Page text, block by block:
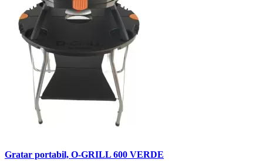
Gratar portabil, O-GRILL 600 VERDE